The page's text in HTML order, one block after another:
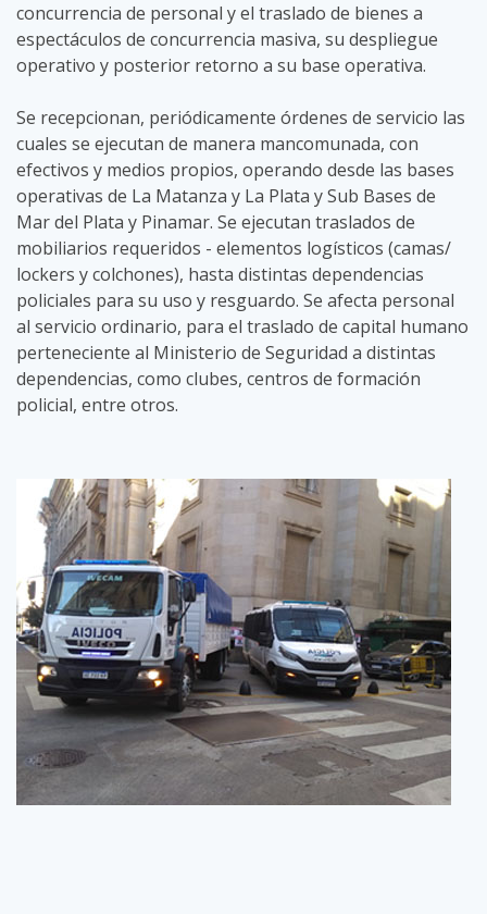
concurrencia de personal y el traslado de bienes a
espectáculos de concurrencia masiva, su despliegue
operativo y posterior retorno a su base operativa.
Se recepcionan, periódicamente órdenes de servicio las
cuales se ejecutan de manera mancomunada, con
efectivos y medios propios, operando desde las bases
operativas de La Matanza y La Plata y Sub Bases de
Mar del Plata y Pinamar. Se ejecutan traslados de
mobiliarios requeridos - elementos logísticos (camas/
lockers y colchones), hasta distintas dependencias
policiales para su uso y resguardo. Se afecta personal
al servicio ordinario, para el traslado de capital humano
perteneciente al Ministerio de Seguridad a distintas
dependencias, como clubes, centros de formación
policial, entre otros.